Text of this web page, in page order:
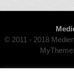
© 2011 - 2018